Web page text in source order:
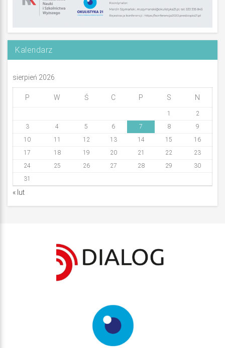
Kalendarz
sierpień 2026
P W Ś C P S N
1
2
3
4 5 6 7 8
9
10
11 12 13 14 15
16
17
18 19 20 21 22
23
24
25 26 27 28 29
30
31
« lut